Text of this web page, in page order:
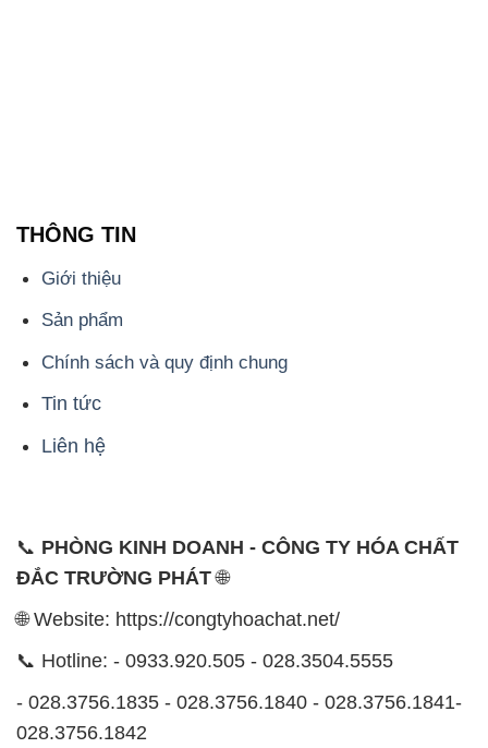
THÔNG TIN
Giới thiệu
Sản phẩm
Chính sách và quy định chung
Tin tức
Liên hệ
📞 PHÒNG KINH DOANH - CÔNG TY HÓA CHẤT
ĐẮC TRƯỜNG PHÁT🌐
🌐 Website: https://congtyhoachat.net/
📞 Hotline: - 0933.920.505 - 028.3504.5555
- 028.3756.1835 - 028.3756.1840 - 028.3756.1841-
028.3756.1842